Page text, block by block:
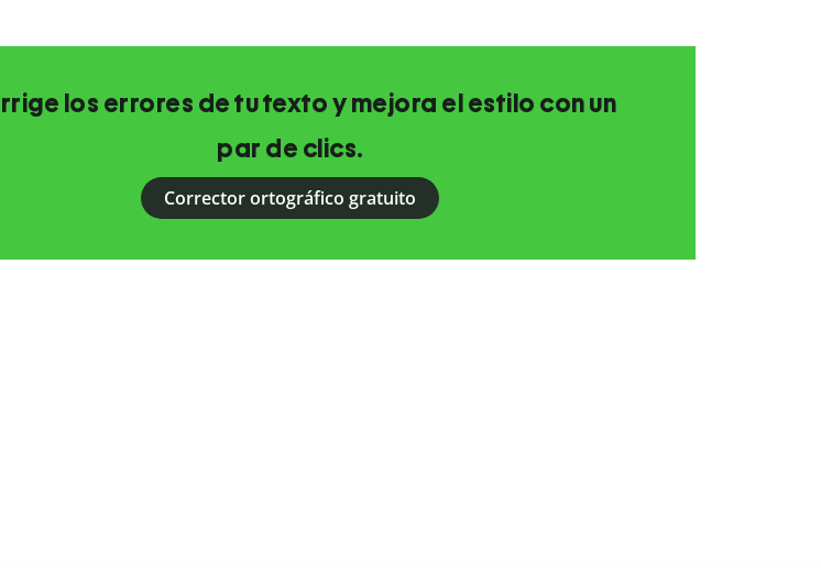
los errores de tu texto y mejora el estilo con un
par de clics.
Corrector ortográfico gratuito